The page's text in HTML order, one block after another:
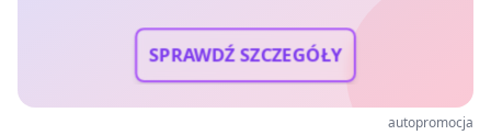
SPRAWDŹ SZCZEGÓŁY
autopromocja